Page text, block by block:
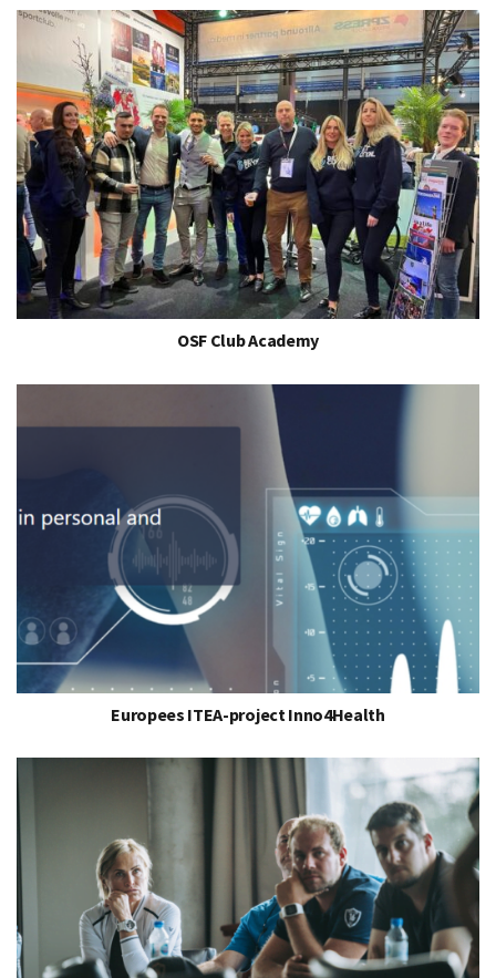
OSF Club Academy
Europees ITEA-project Inno4Health